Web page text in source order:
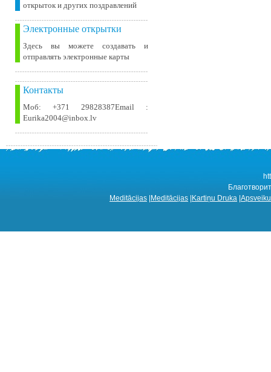
открыток и других поздравлений
Электронные открытки
Здесь вы можете создавать и
отправлять электронные карты
Контакты
Моб: +371 29828387Email :
Eurika2004@inbox.lv
Meditācijas Meditācijas Kartiņu Druka